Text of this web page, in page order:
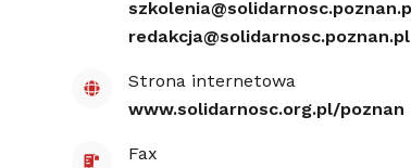
redakcja@​solidarnosc.poznan.pl
Strona internetowa
www.solidarnosc.org.pl/​poznan
Fax